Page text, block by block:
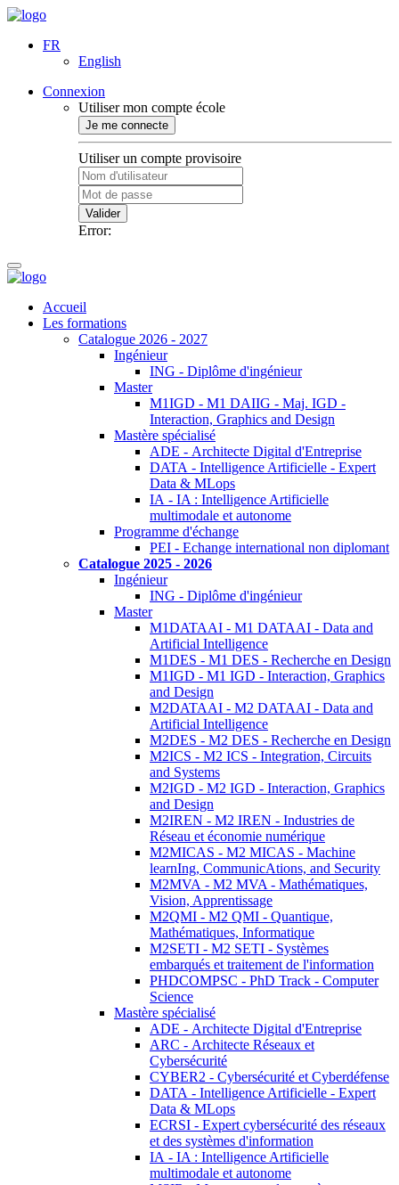
FR
English
Connexion
Utiliser mon compte école
Je me connecte
Utiliser un compte provisoire
Valider
Error:
Accueil
Les formations
Catalogue 2026 - 2027
Ingénieur
ING - Diplôme d'ingénieur
Master
M1IGD - M1 DAIIG - Maj. IGD -
Interaction, Graphics and Design
Mastère spécialisé
ADE - Architecte Digital d'Entreprise
DATA - Intelligence Artificielle - Expert
Data & MLops
IA - IA : Intelligence Artificielle
multimodale et autonome
Programme d'échange
PEI - Echange international non diplomant
Catalogue 2025 - 2026
Ingénieur
ING - Diplôme d'ingénieur
Master
M1DATAAI - M1 DATAAI - Data and
Artificial Intelligence
M1DES - M1 DES - Recherche en Design
M1IGD - M1 IGD - Interaction, Graphics
and Design
M2DATAAI - M2 DATAAI - Data and
Artificial Intelligence
M2DES - M2 DES - Recherche en Design
M2ICS - M2 ICS - Integration, Circuits
and Systems
M2IGD - M2 IGD - Interaction, Graphics
and Design
M2IREN - M2 IREN - Industries de
Réseau et économie numérique
M2MICAS - M2 MICAS - Machine
learnIng, CommunicAtions, and Security
M2MVA - M2 MVA - Mathématiques,
Vision, Apprentissage
M2QMI - M2 QMI - Quantique,
Mathématiques, Informatique
M2SETI - M2 SETI - Systèmes
embarqués et traitement de l'information
PHDCOMPSC - PhD Track - Computer
Science
Mastère spécialisé
ADE - Architecte Digital d'Entreprise
ARC - Architecte Réseaux et
Cybersécurité
CYBER2 - Cybersécurité et Cyberdéfense
DATA - Intelligence Artificielle - Expert
Data & MLops
ECRSI - Expert cybersécurité des réseaux
et des systèmes d'information
IA - IA : Intelligence Artificielle
multimodale et autonome